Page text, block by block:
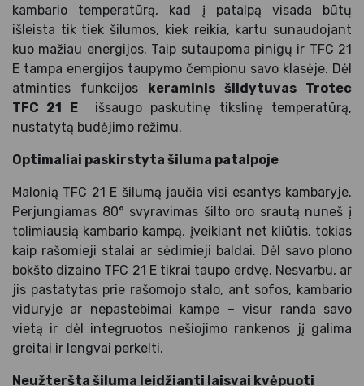
kambario temperatūrą, kad į patalpą visada būtų
išleista tik tiek šilumos, kiek reikia, kartu sunaudojant
kuo mažiau energijos. Taip sutaupoma pinigų ir TFC 21
E tampa energijos taupymo čempionu savo klasėje. Dėl
atminties funkcijos
keraminis šildytuvas Trotec
TFC 21 Eišsaugo paskutinę tikslinę temperatūrą,
nustatytą budėjimo režimu.
Optimaliai paskirstyta šiluma patalpoje
Malonią TFC 21 E šilumą jaučia visi esantys kambaryje.
Perjungiamas 80° svyravimas šilto oro srautą nuneš į
tolimiausią kambario kampą, įveikiant net kliūtis, tokias
kaip rašomieji stalai ar sėdimieji baldai. Dėl savo plono
bokšto dizaino TFC 21 E tikrai taupo erdvę. Nesvarbu, ar
jis pastatytas prie rašomojo stalo, ant sofos, kambario
viduryje ar nepastebimai kampe – visur randa savo
vietą ir dėl integruotos nešiojimo rankenos jį galima
greitai ir lengvai perkelti.
Neužteršta šiluma leidžianti laisvai kvėpuoti